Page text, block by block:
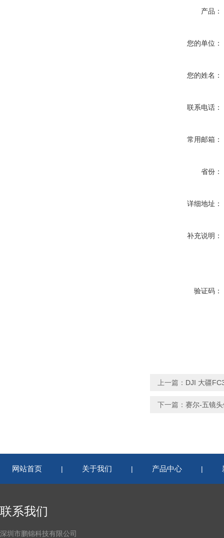
产品：
您的单位：
您的姓名：
联系电话：
常用邮箱：
省份：
详细地址：
补充说明：
验证码：
上一篇： DJI 大疆
下一篇： 赛尔-五镜
网站首页 | 关于我们 | 产品中心 |
联系我们
深圳市鹏锦科技有限公司